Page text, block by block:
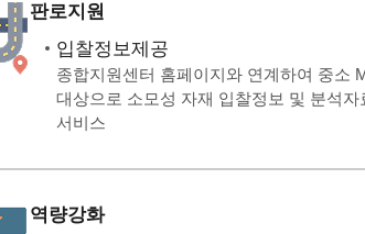
판로지원
입찰정보제공
종합지원센터 홈페이지와 연계하여 중소
대상으로 소모성 자재 입찰정보 및 분석자
서비스
역량강화